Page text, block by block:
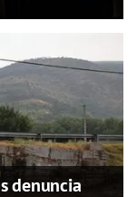
denuncia